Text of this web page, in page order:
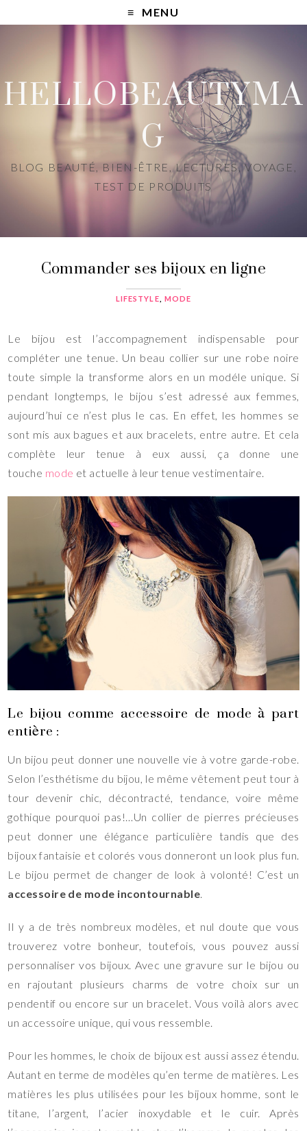
MENU
HELLOBEAUTYMA
G
BLOG BEAUTÉ, BIEN-ÊTRE, LECTURES, VOYAGE,
TEST DE PRODUITS
Commander ses bijoux en ligne
LIFESTYLE MODE
Le bijou est l’accompagnement indispensable pour
compléter une tenue. Un beau collier sur une robe noire
toute simple la transforme alors en un modéle unique. Si
pendant longtemps, le bijou s’est adressé aux femmes,
aujourd’hui ce n’est plus le cas. En effet, les hommes se
sont mis aux bagues et aux bracelets, entre autre. Et cela
complète leur tenue à eux aussi, ça donne une
touche mode et actuelle à leur tenue vestimentaire.
Le bijou comme accessoire de mode à part
entière :
Un bijou peut donner une nouvelle vie à votre garde-robe.
Selon l’esthétisme du bijou, le même vêtement peut tour à
tour devenir chic, décontracté, tendance, voire même
gothique pourquoi pas!…Un collier de pierres précieuses
peut donner une élégance particulière tandis que des
bijoux fantaisie et colorés vous donneront un look plus fun.
Le bijou permet de changer de look à volonté! C’est un
accessoire de mode incontournable.
Il y a de très nombreux modèles, et nul doute que vous
trouverez votre bonheur, toutefois, vous pouvez aussi
personnaliser vos bijoux. Avec une gravure sur le bijou ou
en rajoutant plusieurs charms de votre choix sur un
pendentif ou encore sur un bracelet. Vous voilà alors avec
un accessoire unique, qui vous ressemble.
Pour les hommes, le choix de bijoux est aussi assez étendu.
Autant en terme de modèles qu’en terme de matières. Les
matières les plus utilisées pour les bijoux homme, sont le
titane, l’argent, l’acier inoxydable et le cuir. Après